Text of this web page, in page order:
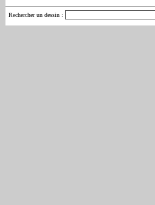
Rechercher un dessin :